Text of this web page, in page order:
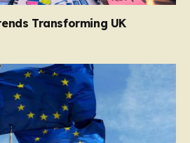
Transforming UK